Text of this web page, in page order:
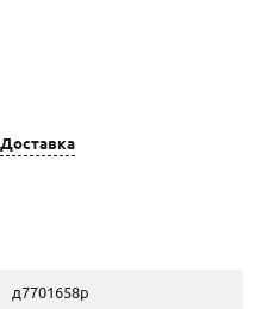
17.5
Доставка
д7701658р